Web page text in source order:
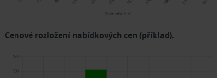
Cenové rozložení nabídkových cen (příklad).